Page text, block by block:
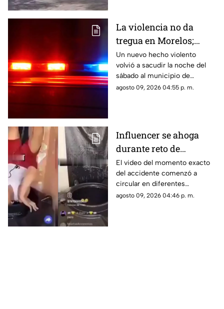
La violencia no da
tregua en Morelos;
ejecutan a un hombre
en Jiutepec
Un nuevo hecho violento
volvió a sacudir la noche del
sábado al municipio de
Jiutepec.
agosto 09, 2026 04:55 p. m.
Influencer se ahoga
durante reto de
transmisión en vivo;
esto se sabe del caso
(+VIDEO)
El video del momento exacto
del accidente comenzó a
circular en diferentes
plataformas digitales.
agosto 09, 2026 04:46 p. m.